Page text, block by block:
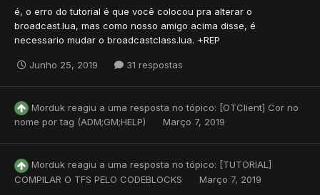
é, o erro do tutorial é que você colocou pra alterar o
broadcast.lua, mas como nosso amigo acima disse, é
necessario mudar o broadcastclass.lua. +REP
Junho 25, 2019 31 respostas
Morduk reagiu a uma resposta no tópico: [OTClient] Cor no
nome por tag (ADM;GM;HELP)
Março 7, 2019
Morduk reagiu a uma resposta no tópico: [TUTORIAL]
COMPILAR O TFS PELO CODEBLOCKS
Março 7, 2019